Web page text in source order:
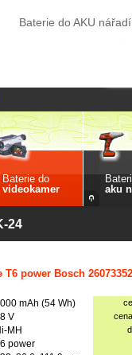
Baterie do AKU
Baterie do
videokamer
aku
24
T6 power Bosch
mAh (54 Wh)
V
MH
power